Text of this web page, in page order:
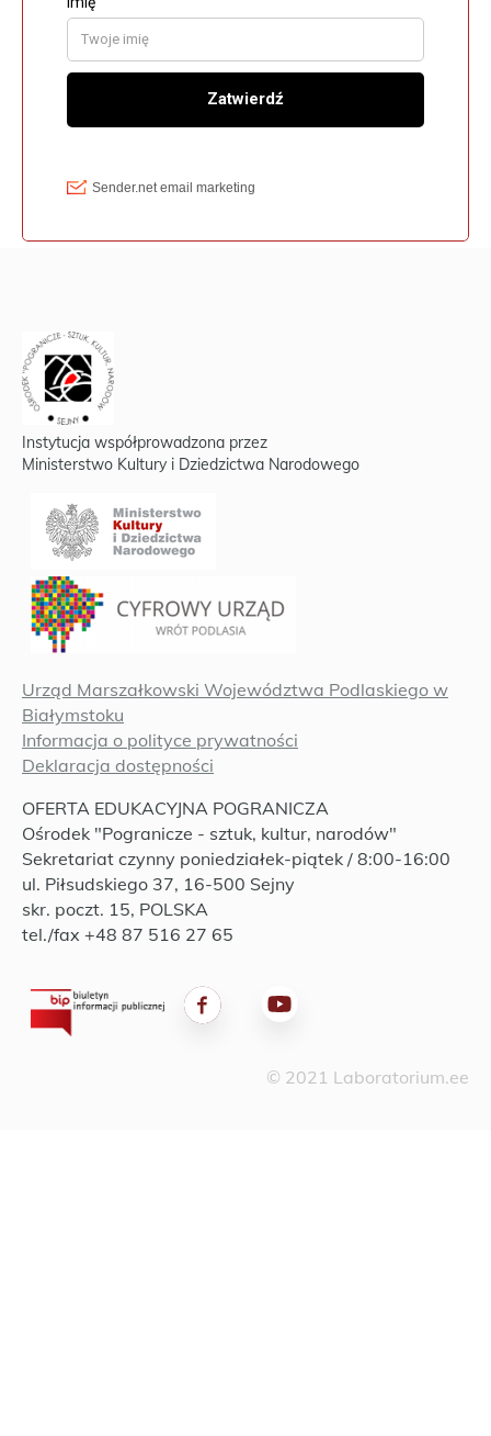
Instytucja współprowadzona przez
Ministerstwo Kultury i Dziedzictwa Narodowego
Urząd Marszałkowski Województwa Podlaskiego w
Białymstoku
Informacja o polityce prywatności
Deklaracja dostępności
OFERTA EDUKACYJNA POGRANICZA
Ośrodek "Pogranicze - sztuk, kultur, narodów"
Sekretariat czynny poniedziałek-piątek / 8:00-16:00
ul. Piłsudskiego 37, 16-500 Sejny
skr. poczt. 15, POLSKA
tel./fax +48 87 516 27 65
© 2021 Laboratorium.ee